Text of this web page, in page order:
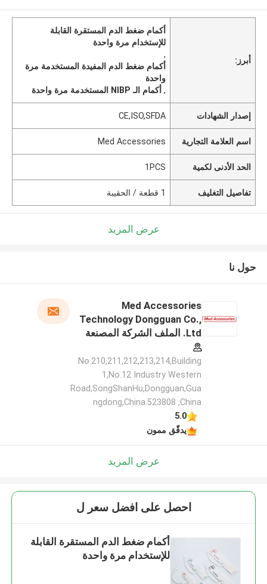
أبرز:
أكمام ضغط الدم المستقرة القابلة
للإستخدام مرة واحدة
,
أكمام ضغط الدم المفيدة المستخدمة مرة
واحدة
,أكمام الـ NIBP المستخدمة مرة واحدة
إصدار الشهادات CE,ISO,SFDA
اسم العلامة التجارية Med Accessories
الحد الأدنى لكمية 1PCS
تفاصيل التغليف 1 قطعة / الحقيبة
عرض المزيد
حول نا
Med Accessories
Technology Dongguan Co.,
Ltd. الملف الشركة المصنعة
No.210,211,212,213,214,Building
1,No.12 Industry Western
Road,SongShanHu,Dongguan,Gua
ngdong,China.523808 ,China
5.0
يدقّق ممون
عرض المزيد
احصل على افضل سعر ل
أكمام ضغط الدم المستقرة القابلة
للإستخدام مرة واحدة